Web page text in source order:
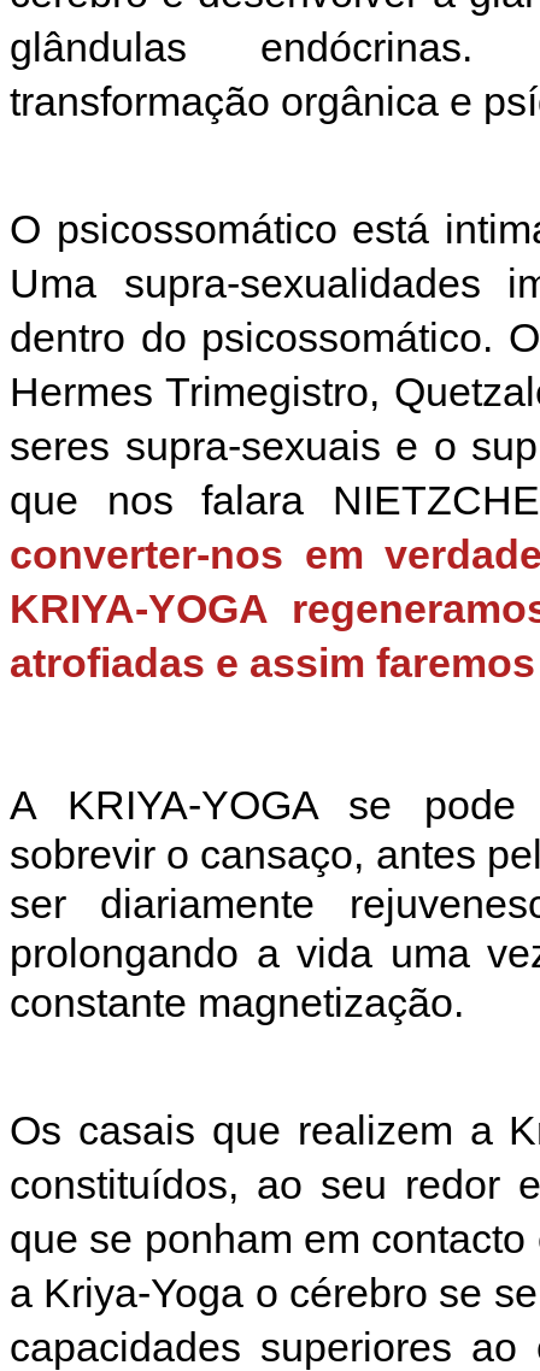
glândulas endócrinas.
transformação orgânica e
O psicossomático está
Uma supra-sexualidades
dentro do psicossomático.
Hermes Trimegistro,
seres supra-sexuais e o
que nos falara
converter-nos em
KRIYA-YOGA
atrofiadas e assim
A KRIYA-YOGA se
sobrevir o cansaço, antes
ser diariamente
prolongando a vida uma
constante magnetização.
Os casais que realizem a
constituídos, ao seu redor
que se ponham em
a Kriya-Yoga o cérebro se
capacidades superiores